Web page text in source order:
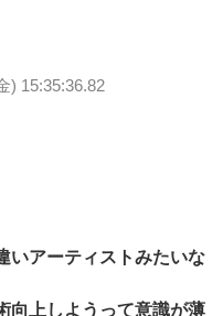
) 15:35:36.82
いアーティストみたいな
向上しようって意識が薄